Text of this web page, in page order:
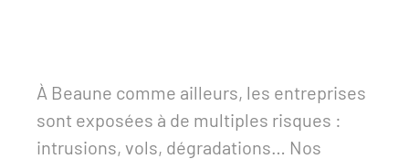
À Beaune comme ailleurs, les entreprises
sont exposées à de multiples risques :
intrusions, vols, dégradations… Nos